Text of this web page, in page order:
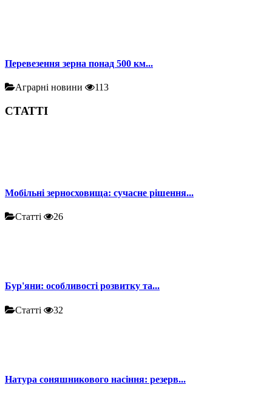
Перевезення зерна понад 500 км...
Аграрні новини 113
СТАТТІ
Мобільні зерносховища: сучасне рішення...
Статті 26
Бур'яни: особливості розвитку та...
Статті 32
Натура соняшникового насіння: резерв...